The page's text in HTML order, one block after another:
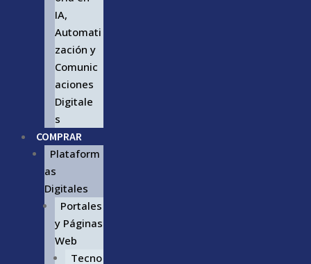
IA,
Automati
zación y
Comunic
aciones
Digitale
s
COMPRAR
Plataform
as
Digitales
Portales
y Páginas
Web
Tecno